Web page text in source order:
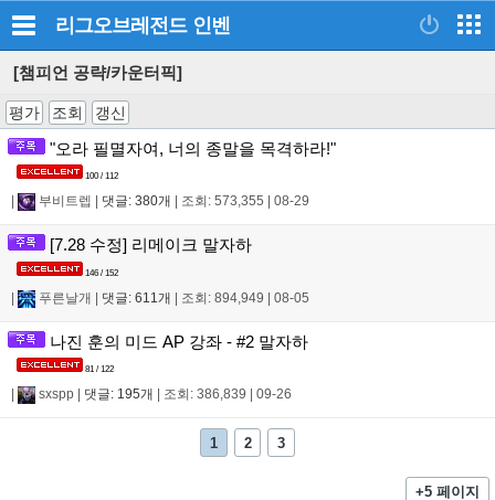
리그오브레전드 인벤
[챔피언 공략/카운터픽]
평가 조회 갱신
"오라 필멸자여, 너의 종말을 목격하라!"
100 / 112
부비트렙 댓글: 380개 조회: 573,355 08-29
[7.28 수정] 리메이크 말자하
146 / 152
| 푸른날개 | 댓글: 611개 | 조회: 894,949 | 08-05
나진 훈의 미드 AP 강좌 - #2 말자하
81 / 122
sxspp 댓글: 195개 조회: 386,839 09-26
1 2 3
+5 페이지